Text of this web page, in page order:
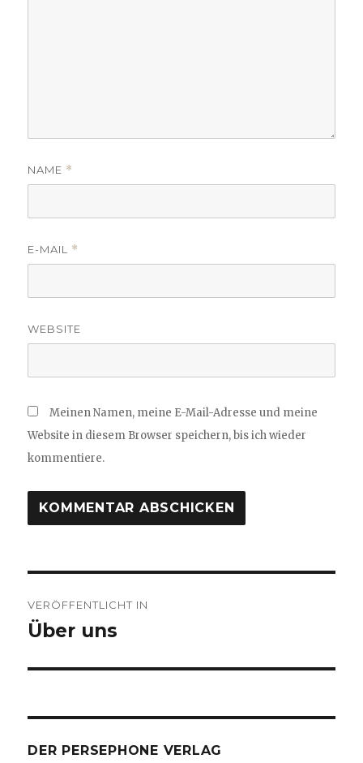
NAME *
E-MAIL *
WEBSITE
Meinen Namen, meine E-Mail-Adresse und meine
Website in diesem Browser speichern, bis ich wieder
kommentiere.
Navigation
VERÖFFENTLICHT IN
Über uns
DER PERSEPHONE VERLAG